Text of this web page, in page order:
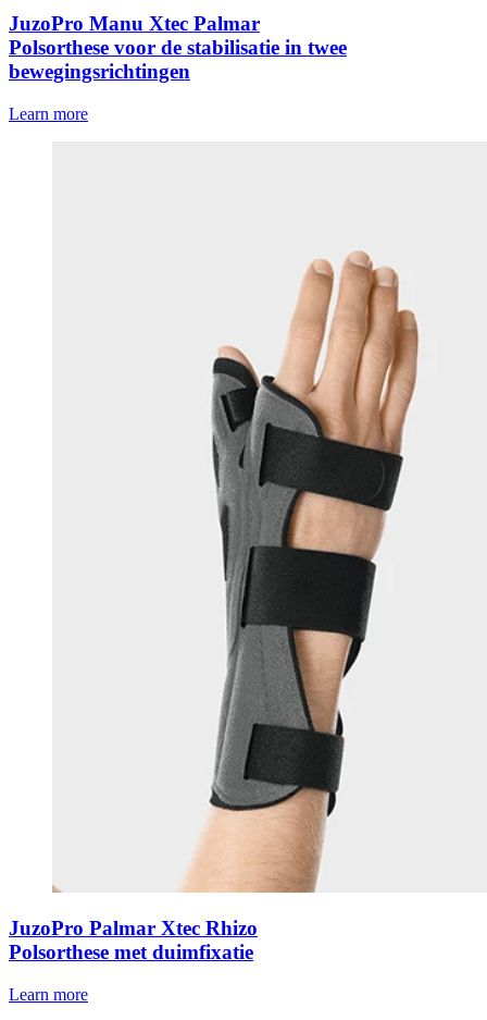
JuzoPro Manu Xtec Palmar
Polsorthese voor de stabilisatie in twee
bewegingsrichtingen
Learn more
JuzoPro Palmar Xtec Rhizo
Polsorthese met duimfixatie
Learn more